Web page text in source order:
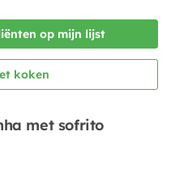
op mijn lijst
koken
met sofrito